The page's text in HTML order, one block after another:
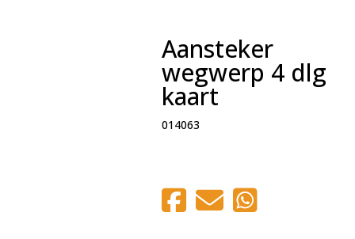
Aansteker
wegwerp 4 dlg
kaart
014063